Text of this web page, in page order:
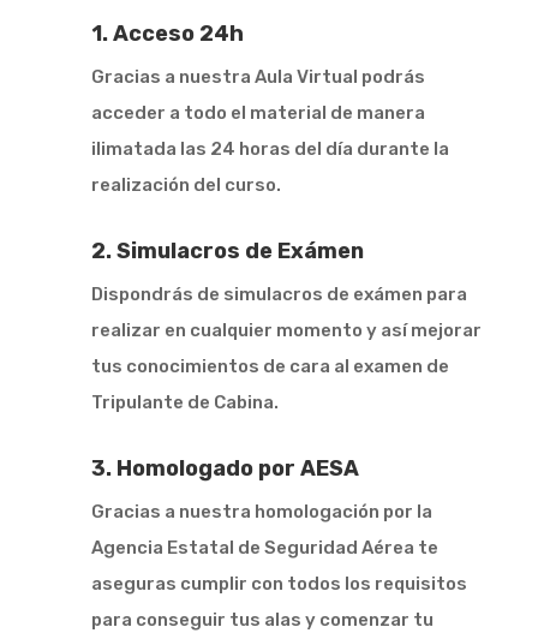
1. Acceso 24h
Gracias a nuestra Aula Virtual podrás
acceder a todo el material de manera
ilimatada las 24 horas del día durante la
realización del curso.
2. Simulacros de Exámen
Dispondrás de simulacros de exámen para
realizar en cualquier momento y así mejorar
tus conocimientos de cara al examen de
Tripulante de Cabina.
3. Homologado por AESA
Gracias a nuestra homologación por la
Agencia Estatal de Seguridad Aérea te
aseguras cumplir con todos los requisitos
para conseguir tus alas y comenzar tu